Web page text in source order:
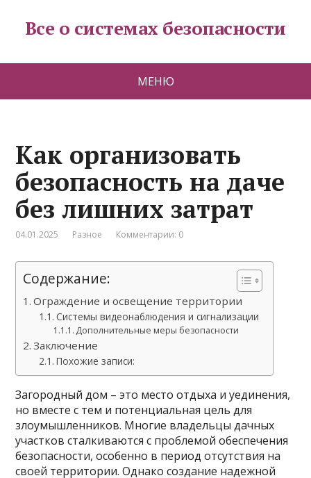
Все о системах безопасности
МЕНЮ
Как организовать
безопасность на даче
без лишних затрат
04.01.2025 Разное Комментарии: 0
Содержание:
Ограждение и освещение территории
Системы видеонаблюдения и сигнализации
Дополнительные меры безопасности
Заключение
Похожие записи:
Загородный дом – это место отдыха и уединения,
но вместе с тем и потенциальная цель для
злоумышленников. Многие владельцы дачных
участков сталкиваются с проблемой обеспечения
безопасности, особенно в период отсутствия на
своей территории. Однако создание надежной